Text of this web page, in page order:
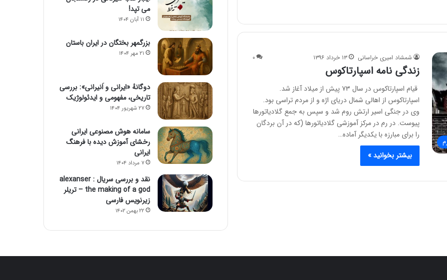
شمشاد امیری خراسانی ۱۳ خرداد ۱۳۹۶ ۰
زندگی نامه اسپارتاکوس
قیام اسپارتاکوس در سال ۷۳ پیش از میلاد آغاز شد.
اسپارتاکوس از اهالی شمال دریای اژه و از مردم تراسی بود.
وی در جنگی اسیر ارتش روم شد و سپس به جمع گلادیاتورها
پیوست. در رم در مرکز آموزشی گلادیاتورها (که در آن بردگان
را برای مبارزه با یکدیگر آماده…
بیشتر بخوانید »
می تپد!
۱۱ آبان ۱۴۰۴
بزرگمهر بختگان در ایران باستان
۲۱ مهر ۱۴۰۴
دوگانهٔ «ایرانی و اَنیرانی»: بررسی
تاریخی، مفهومی و ایدئولوژیک
۲۷ شهریور ۱۴۰۴
سامانه هوش مصنوعی ایرانی
رخشای آموزش دیده با فرهنگ
ایرانی
۷ مرداد ۱۴۰۴
نقد و بررسی سریال alexanser :
the making of a god – تریلر
زیرنویس فارسی
۲۲ بهمن ۱۴۰۲